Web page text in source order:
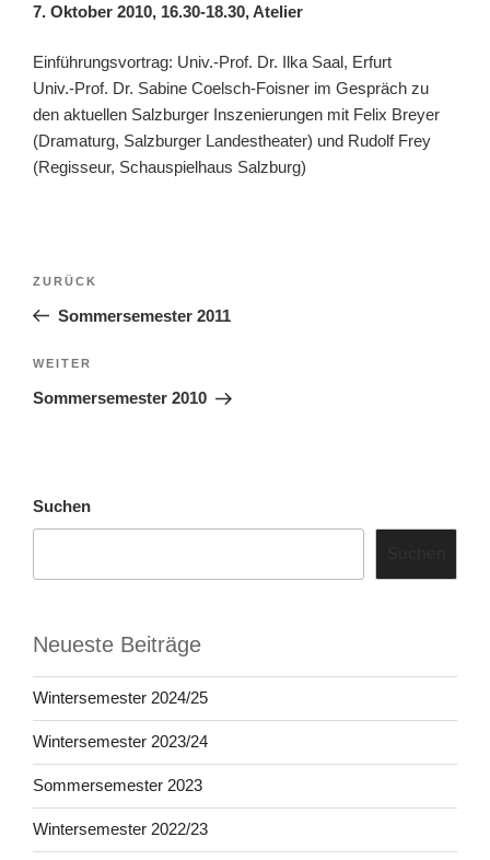
7. Oktober 2010, 16.30-18.30, Atelier
Einführungsvortrag: Univ.-Prof. Dr. Ilka Saal, Erfurt
Univ.-Prof. Dr. Sabine Coelsch-Foisner im Gespräch zu
den aktuellen Salzburger Inszenierungen mit Felix Breyer
(Dramaturg, Salzburger Landestheater) und Rudolf Frey
(Regisseur, Schauspielhaus Salzburg)
ZURÜCK
Sommersemester 2011
WEITER
Sommersemester 2010
Suchen
Neueste Beiträge
Wintersemester 2024/25
Wintersemester 2023/24
Sommersemester 2023
Wintersemester 2022/23